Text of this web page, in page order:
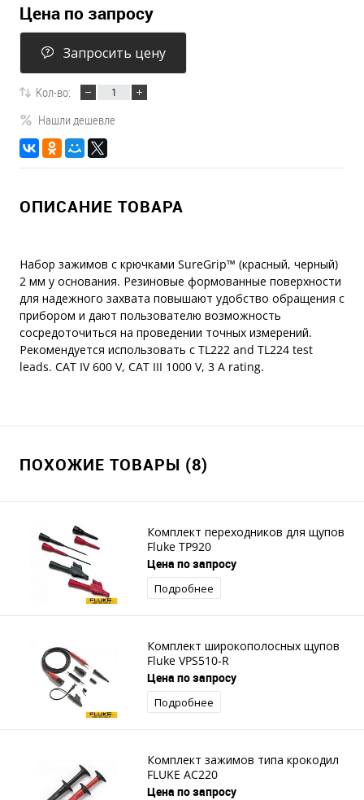
Цена по запросу
Запросить цену
Кол-во:
Нашли дешевле
ОПИСАНИЕ ТОВАРА
Набор зажимов с крючками SureGrip™ (красный, черный)
2 мм у основания. Резиновые формованные поверхности
для надежного захвата повышают удобство обращения с
прибором и дают пользователю возможность
сосредоточиться на проведении точных измерений.
Рекомендуется использовать с TL222 and TL224 test
leads. CAT IV 600 V, CAT III 1000 V, 3 A rating.
ПОХОЖИЕ ТОВАРЫ (8)
Комплект переходников для щупов
Fluke TP920
Цена по запросу
Подробнее
Комплект широкополосных щупов
Fluke VPS510-R
Цена по запросу
Подробнее
Комплект зажимов типа крокодил
FLUKE AC220
Цена по запросу